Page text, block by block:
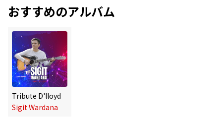
おすすめのアルバム
Tribute D'lloyd
Sigit Wardana